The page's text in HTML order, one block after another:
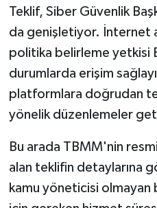
Teklif, Siber Güvenlik
da genişletiyor. İnternet
politika belirleme yetkisi
durumlarda erişim
platformlara doğrudan
yönelik düzenlemeler
Bu arada TBMM'nin
alan teklifin detaylarına
kamu yöneticisi olmayan